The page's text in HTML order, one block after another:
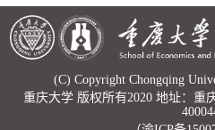
(C) Copyright Chongqing
重庆大学 版权所有2020 地址：重